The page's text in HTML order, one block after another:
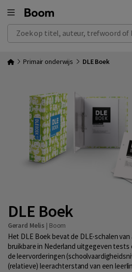
Zoek op titel, auteur, trefwoord of ISBN
Primair onderwijs DLE Boek
DLE Boek
Gerard Melis | Boom
Het DLE Boek bevat de DLE-schalen
bruikbare in Nederland uitgegeven tests
de leervorderingen
(relatieve) leerachterstand van een